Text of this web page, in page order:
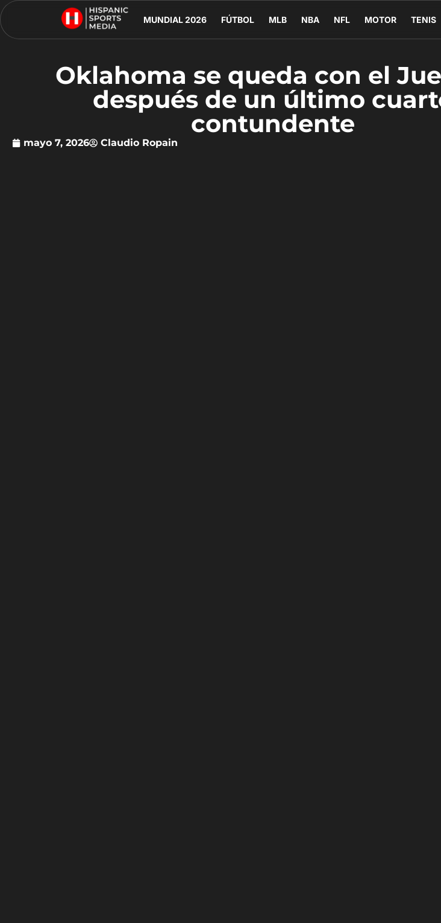
MUNDIAL 2026 FÚTBOL MLB NBA NFL MOTOR TENIS
Oklahoma se queda con el
después de un último
contundente
mayo 7, 2026 Claudio Ropain